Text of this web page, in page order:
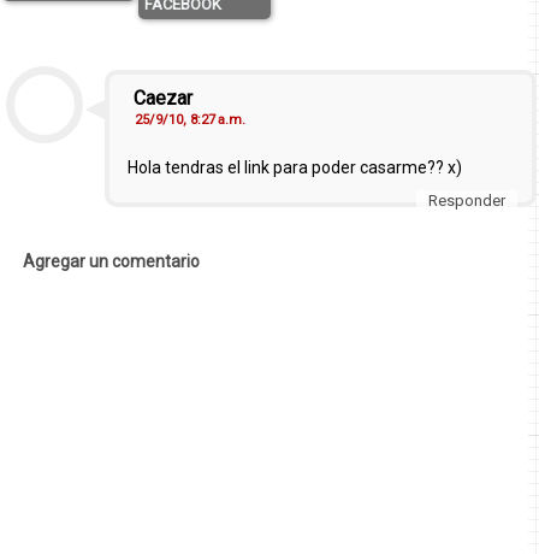
FACEBOOK
Caezar
25/9/10, 8:27 a.m.
Hola tendras el link para poder casarme?? x)
Responder
Agregar un comentario